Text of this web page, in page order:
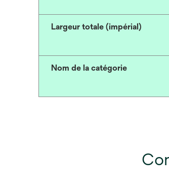
Largeur totale (impérial)
Nom de la catégorie